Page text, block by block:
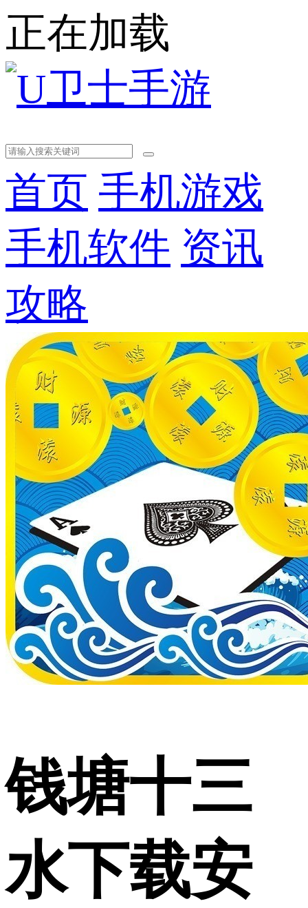
正在加载
首页 手机游戏
手机软件 资讯
攻略
钱塘十三
水下载安